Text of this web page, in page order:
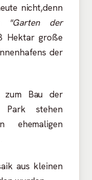
nicht,denn
"Garten
der
Hektar große
der
zum Bau der
Park stehen
ehemaligen
aus kleinen